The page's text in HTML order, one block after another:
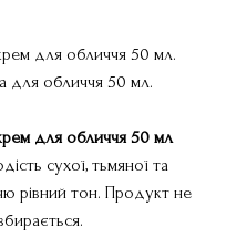
для обличчя 50 мл.
для обличчя 50 мл.
для обличчя 50 мл
сухої, тьмяної та
рівний тон. Продукт не